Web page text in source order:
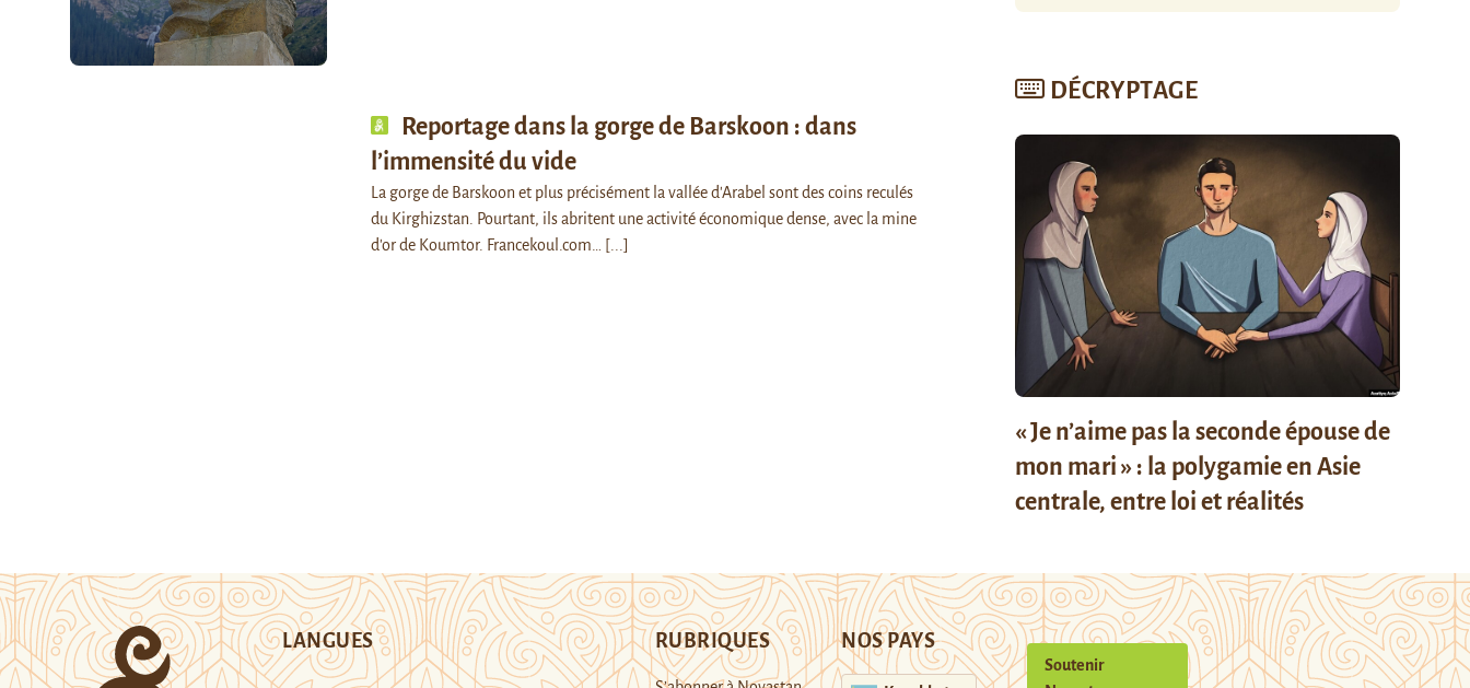
Reportage dans la gorge de Barskoon : dans
l’immensité du vide
La gorge de Barskoon et plus précisément la vallée d'Arabel sont des coins reculés
du Kirghizstan. Pourtant, ils abritent une activité économique dense, avec la mine
d'or de Koumtor. Francekoul.com…
[...]
DÉCRYPTAGE
« Je n’aime pas la seconde épouse de
mon mari » : la polygamie en Asie
centrale, entre loi et réalités
LANGUES RUBRIQUES NOS PAYS
Soutenir